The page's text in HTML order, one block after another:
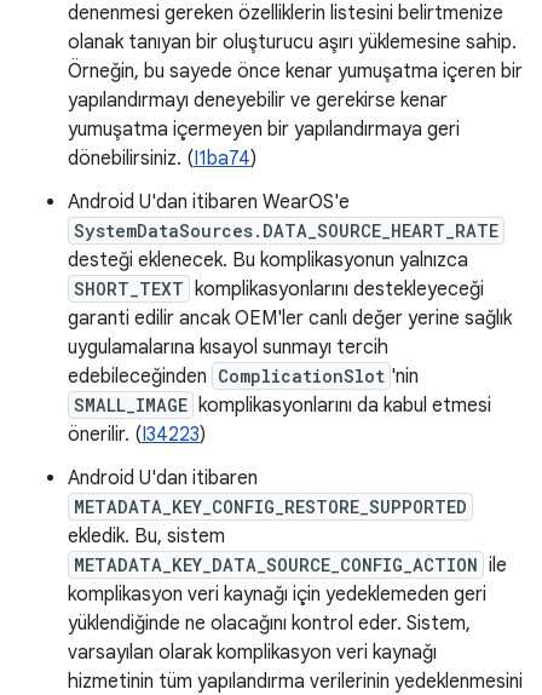
denenmesi gereken özelliklerin listesini belirtmenize
olanak tanıyan bir oluşturucu aşırı yüklemesine sahip.
Örneğin, bu sayede önce kenar yumuşatma içeren bir
yapılandırmayı deneyebilir ve gerekirse kenar
yumuşatma içermeyen bir yapılandırmaya geri
dönebilirsiniz. (I1ba74)
Android U'dan itibaren WearOS'e
SystemDataSources.DATA_SOURCE_HEART_RATE
desteği eklenecek. Bu komplikasyonun yalnızca
SHORT_TEXT komplikasyonlarını destekleyeceği
garanti edilir ancak OEM'ler canlı değer yerine sağlık
uygulamalarına kısayol sunmayı tercih
edebileceğinden ComplicationSlot 'nin
SMALL_IMAGE komplikasyonlarını da kabul etmesi
önerilir. (I34223)
Android U'dan itibaren
METADATA_KEY_CONFIG_RESTORE_SUPPORTED
ekledik. Bu, sistem
METADATA_KEY_DATA_SOURCE_CONFIG_ACTION ile
komplikasyon veri kaynağı için yedeklemeden geri
yüklendiğinde ne olacağını kontrol eder. Sistem,
varsayılan olarak komplikasyon veri kaynağı
hizmetinin tüm yapılandırma verilerinin yedeklenmesini